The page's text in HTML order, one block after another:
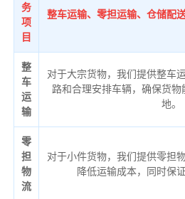
务
项
目
整车运输、零担运输、仓储配
整
车
运
输
对于大宗货物，我们提供整车
路和合理安排车辆，确保货
地。
零
担
物
流
对于小件货物，我们提供零担
降低运输成本，同时保